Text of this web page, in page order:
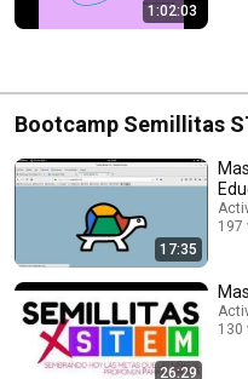
1:02:03
Bootcamp Semillitas
17:35
197
26:29
130